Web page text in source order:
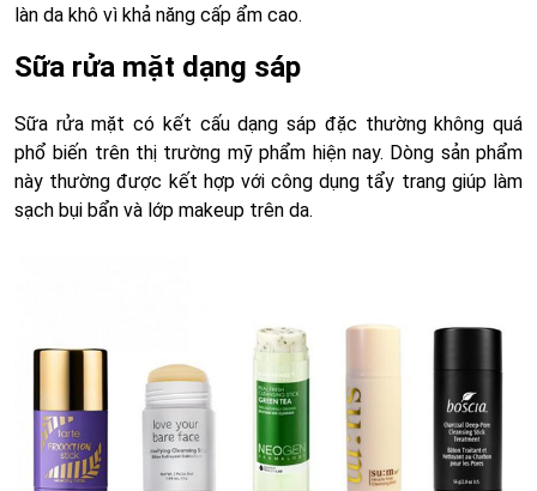
làn da khô vì khả năng cấp ẩm cao.
Sữa rửa mặt dạng sáp
Sữa rửa mặt có kết cấu dạng sáp đặc thường không quá
phổ biến trên thị trường mỹ phẩm hiện nay. Dòng sản phẩm
này thường được kết hợp với công dụng tẩy trang giúp làm
sạch bụi bẩn và lớp makeup trên da.